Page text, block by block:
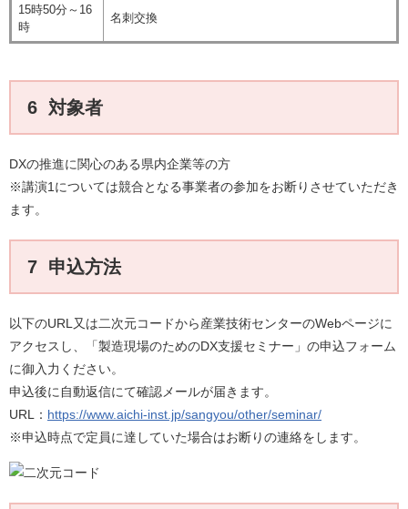
15時50分～16
時
名刺交換
6 対象者
DXの推進に関心のある県内企業等の方
※講演1については競合となる事業者の参加をお断りさせていただき
ます。
7 申込方法
以下のURL又は二次元コードから産業技術センターのWebページに
アクセスし、「製造現場のためのDX支援セミナー」の申込フォーム
に御入力ください。
申込後に自動返信にて確認メールが届きます。
URL： https://www.aichi-inst.jp/sangyou/other/seminar/
※申込時点で定員に達していた場合はお断りの連絡をします。​